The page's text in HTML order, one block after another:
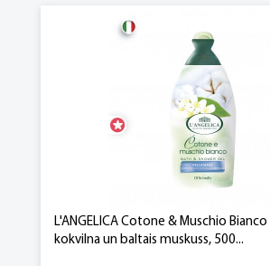
L'ANGELICA Cotone & Muschio
kokvilna un baltais muskuss, 500...